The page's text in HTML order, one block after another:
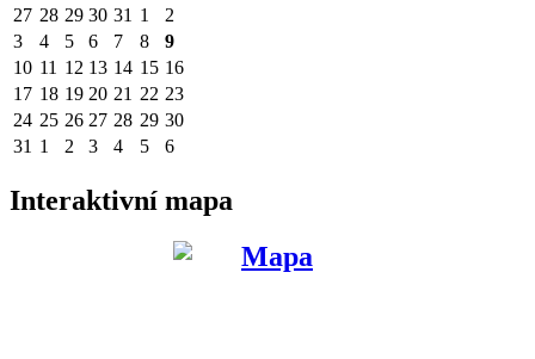
27 28 29 30 31 1
2
3
4 5 6 7 8
9
10 11 12 13 14 15 16
17 18 19 20 21 22 23
24 25 26 27 28 29 30
31 1 2 3 4 5 6
Interaktivní mapa